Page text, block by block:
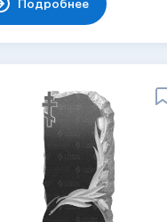
Подробнее